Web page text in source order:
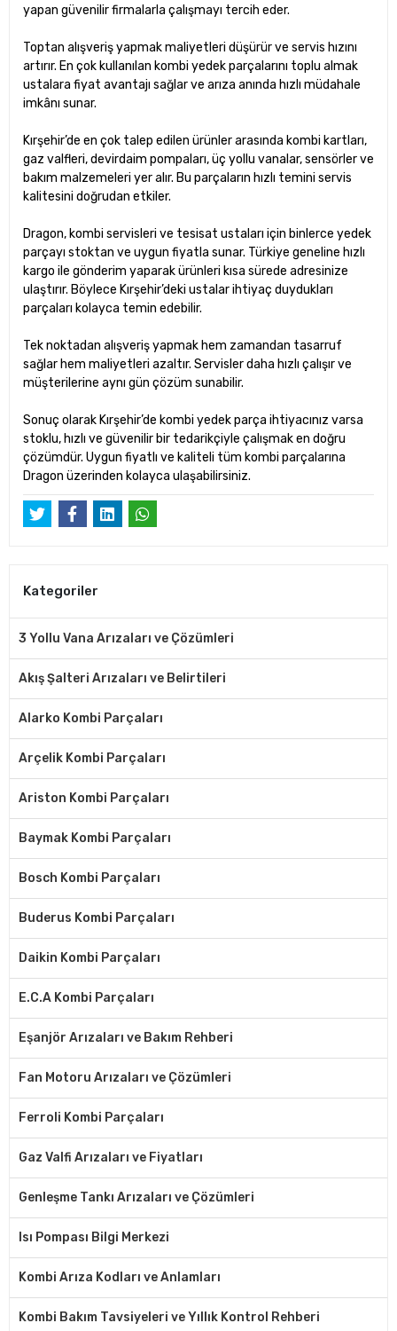
yapan güvenilir firmalarla çalışmayı tercih eder.
Toptan alışveriş yapmak maliyetleri düşürür ve servis hızını
artırır. En çok kullanılan kombi yedek parçalarını toplu almak
ustalara fiyat avantajı sağlar ve arıza anında hızlı müdahale
imkânı sunar.
Kırşehir’de en çok talep edilen ürünler arasında kombi kartları,
gaz valfleri, devirdaim pompaları, üç yollu vanalar, sensörler ve
bakım malzemeleri yer alır. Bu parçaların hızlı temini servis
kalitesini doğrudan etkiler.
Dragon, kombi servisleri ve tesisat ustaları için binlerce yedek
parçayı stoktan ve uygun fiyatla sunar. Türkiye geneline hızlı
kargo ile gönderim yaparak ürünleri kısa sürede adresinize
ulaştırır. Böylece Kırşehir’deki ustalar ihtiyaç duydukları
parçaları kolayca temin edebilir.
Tek noktadan alışveriş yapmak hem zamandan tasarruf
sağlar hem maliyetleri azaltır. Servisler daha hızlı çalışır ve
müşterilerine aynı gün çözüm sunabilir.
Sonuç olarak Kırşehir’de kombi yedek parça ihtiyacınız varsa
stoklu, hızlı ve güvenilir bir tedarikçiyle çalışmak en doğru
çözümdür. Uygun fiyatlı ve kaliteli tüm kombi parçalarına
Dragon üzerinden kolayca ulaşabilirsiniz.
Kategoriler
3 Yollu Vana Arızaları ve Çözümleri
Akış Şalteri Arızaları ve Belirtileri
Alarko Kombi Parçaları
Arçelik Kombi Parçaları
Ariston Kombi Parçaları
Baymak Kombi Parçaları
Bosch Kombi Parçaları
Buderus Kombi Parçaları
Daikin Kombi Parçaları
E.C.A Kombi Parçaları
Eşanjör Arızaları ve Bakım Rehberi
Fan Motoru Arızaları ve Çözümleri
Ferroli Kombi Parçaları
Gaz Valfi Arızaları ve Fiyatları
Genleşme Tankı Arızaları ve Çözümleri
Isı Pompası Bilgi Merkezi
Kombi Arıza Kodları ve Anlamları
Kombi Bakım Tavsiyeleri ve Yıllık Kontrol Rehberi